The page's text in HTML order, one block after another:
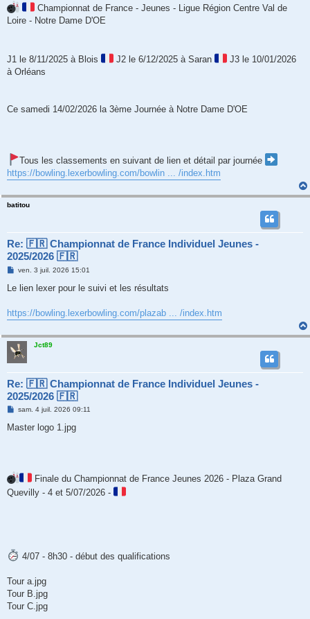
s
s
a
Championnat de France - Jeunes - Ligue Région Centre Val de
Loire - Notre Dame D'OE
J1 le 8/11/2025 à Blois J2 le 6/12/2025 à Saran
J3 le 10/01/2026
à Orléans
Ce samedi 14/02/2026 la 3ème Journée à Notre Dame D'OE
Tous les classements en suivant de lien et détail par journée
https://bowling.lexerbowling.com/bowlin ... /index.htm
batitou
Re: 🇫🇷 Championnat de France Individuel Jeunes -
2025/2026 🇫🇷
M
s
g
e
ven. 3 juil. 2026 15:01
Le lien lexer pour le suivi et les résultats
https://bowling.lexerbowling.com/plazab ... /index.htm
Jct89
Re: 🇫🇷 Championnat de France Individuel Jeunes -
2025/2026 🇫🇷
M
s
sam. 4 juil. 2026 09:11
Master logo 1.jpg
Finale du Championnat de France Jeunes 2026 - Plaza Grand
Quevilly - 4 et 5/07/2026 -
4/07 - 8h30 - début des qualifications
Tour a.jpg
Tour B.jpg
Tour C.jpg